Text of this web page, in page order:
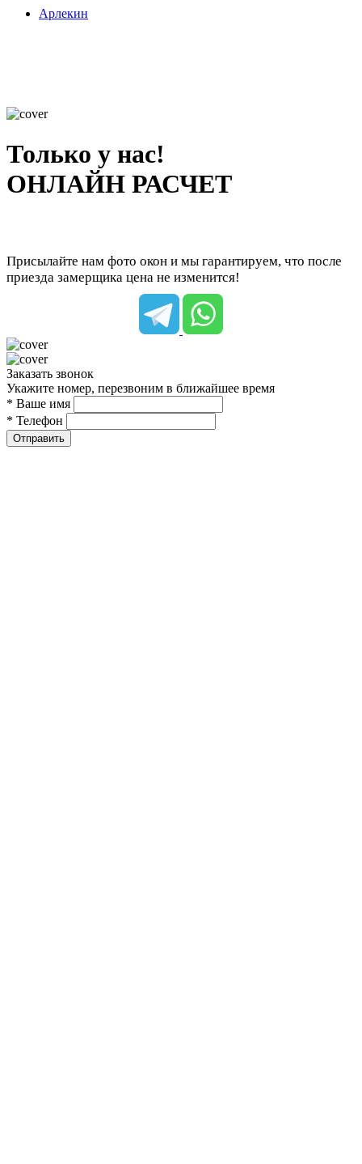
Арлекин
Только у нас!
ОНЛАЙН РАСЧЕТ
Присылайте нам фото окон и мы гарантируем, что после
приезда замерщика цена не изменится!
Заказать звонок
Укажите номер, перезвоним в ближайшее время
* Ваше имя
* Телефон
Отправить